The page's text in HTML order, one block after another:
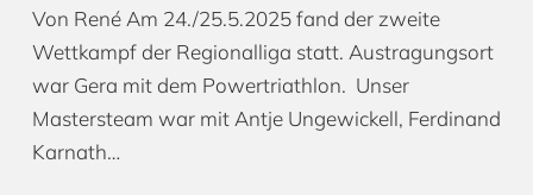
Von René Am 24./25.5.2025 fand der zweite
Wettkampf der Regionalliga statt. Austragungsort
war Gera mit dem Powertriathlon. Unser
Mastersteam war mit Antje Ungewickell, Ferdinand
Karnath…